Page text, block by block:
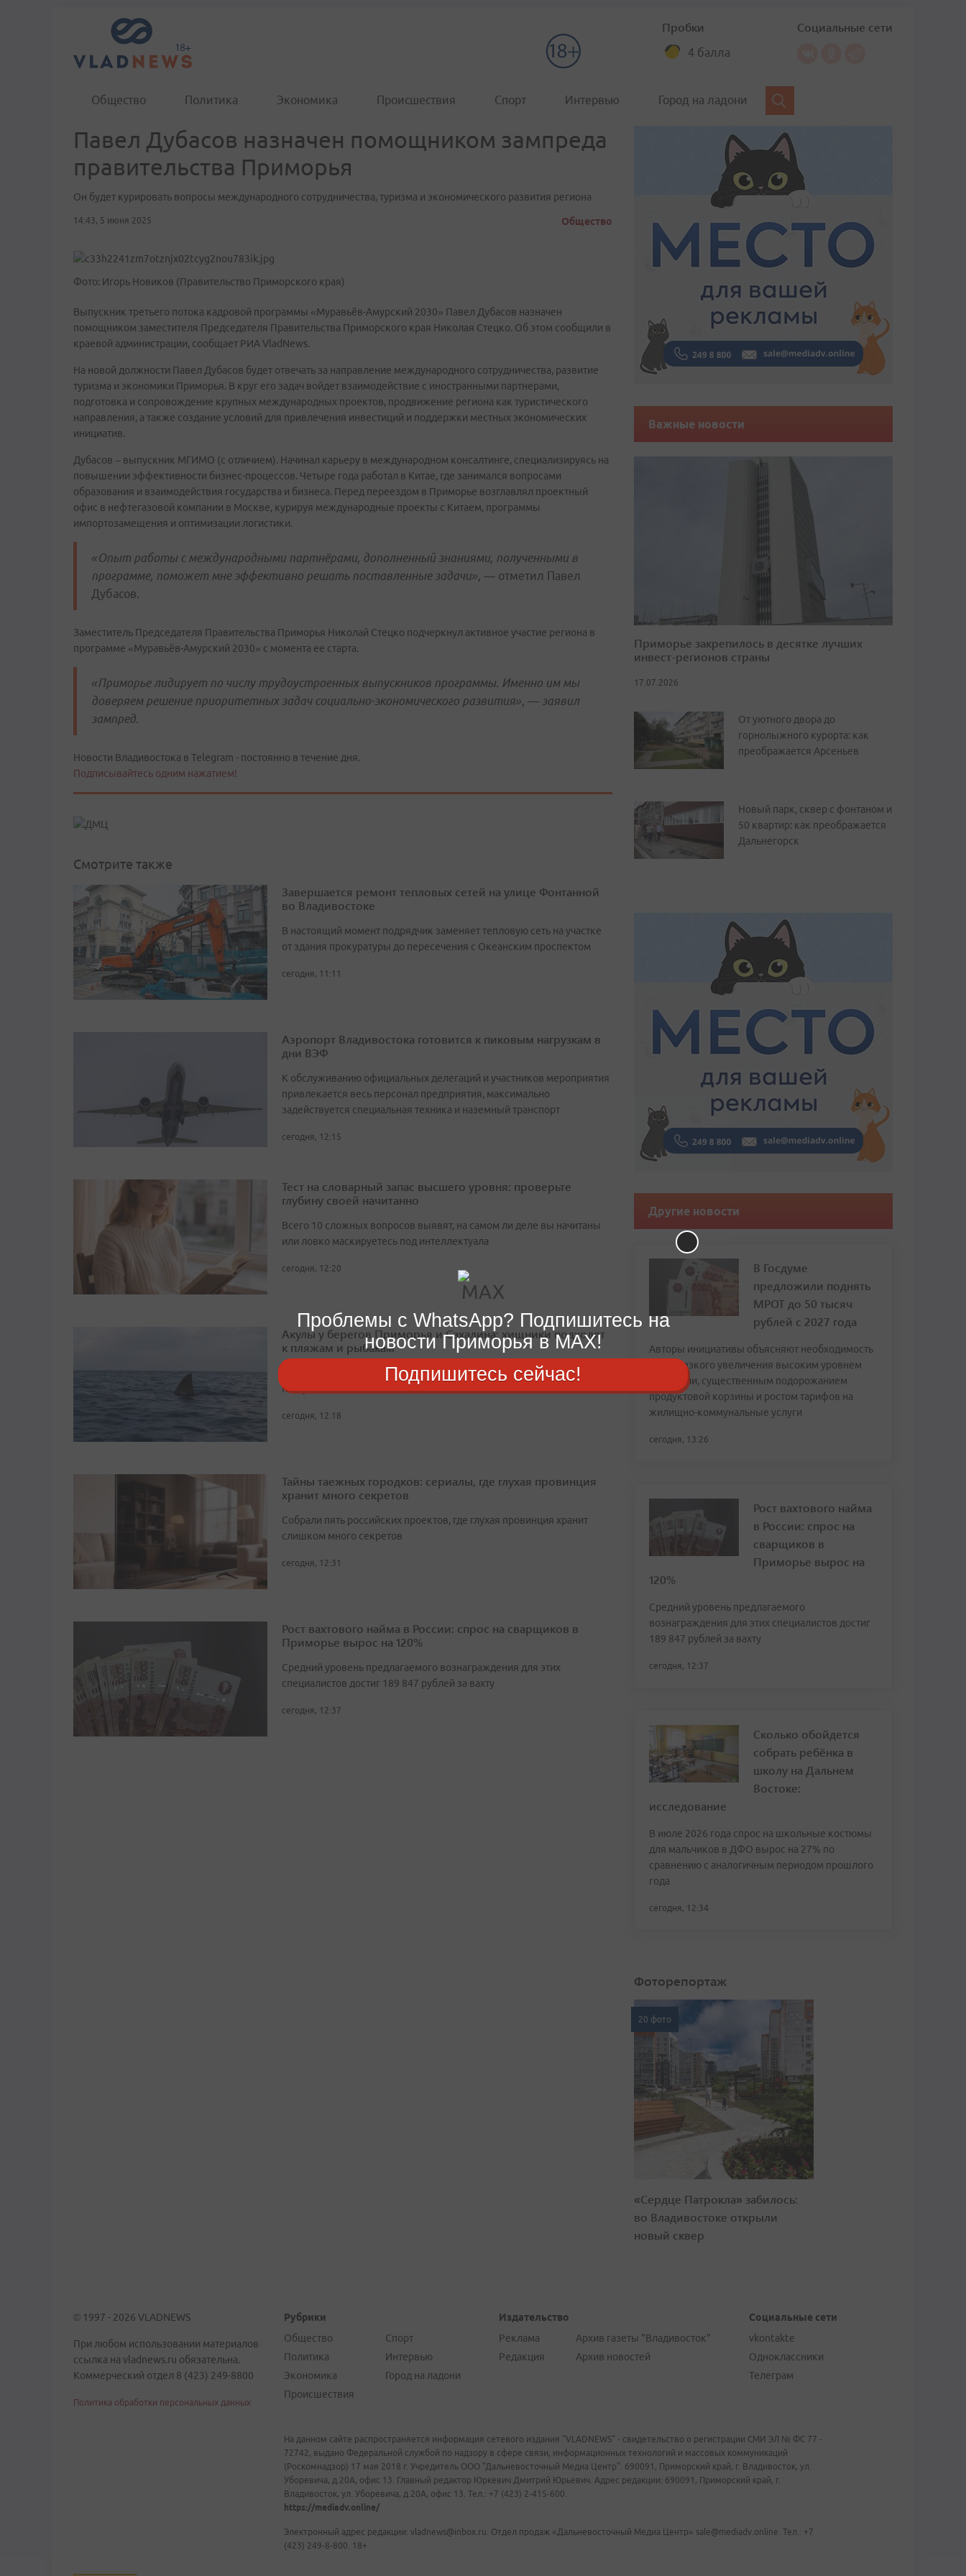
Пробки
4 балла
Социальные сети
Общество Политика Экономика Происшествия Спорт Интервью Город на ладони
Павел Дубасов назначен помощником зампреда
правительства Приморья
Он будет курировать вопросы международного сотрудничества, туризма и экономического развития региона
14:43, 5 июня 2025 Общество
Фото: Игорь Новиков (Правительство Приморского края)
Выпускник третьего потока кадровой программы «Муравьёв-Амурский 2030» Павел Дубасов назначен
помощником заместителя Председателя Правительства Приморского края Николая Стецко. Об этом сообщили в
краевой администрации, сообщает РИА VladNews.
На новой должности Павел Дубасов будет отвечать за направление международного сотрудничества, развитие
туризма и экономики Приморья. В круг его задач войдет взаимодействие с иностранными партнерами,
подготовка и сопровождение крупных международных проектов, продвижение региона как туристического
направления, а также создание условий для привлечения инвестиций и поддержки местных экономических
инициатив.
Дубасов – выпускник МГИМО (с отличием). Начинал карьеру в международном консалтинге, специализируясь на
повышении эффективности бизнес-процессов. Четыре года работал в Китае, где занимался вопросами
образования и взаимодействия государства и бизнеса. Перед переездом в Приморье возглавлял проектный
офис в нефтегазовой компании в Москве, курируя международные проекты с Китаем, программы
импортозамещения и оптимизации логистики.
«Опыт работы с международными партнёрами, дополненный знаниями, полученными в
программе, поможет мне эффективно решать поставленные задачи», — отметил Павел
Дубасов.
Заместитель Председателя Правительства Приморья Николай Стецко подчеркнул активное участие региона в
программе «Муравьёв-Амурский 2030» с момента ее старта.
«Приморье лидирует по числу трудоустроенных выпускников программы. Именно им мы
доверяем решение приоритетных задач социально-экономического развития», — заявил
зампред.
Новости Владивостока в Telegram - постоянно в течение дня.
Подписывайтесь одним нажатием!
Смотрите также
Завершается ремонт тепловых сетей на улице Фонтанной
во Владивостоке
В настоящий момент подрядчик заменяет тепловую сеть на участке
от здания прокуратуры до пересечения с Океанским проспектом
сегодня, 11:11
Аэропорт Владивостока готовится к пиковым нагрузкам в
дни ВЭФ
К обслуживанию официальных делегаций и участников мероприятия
привлекается весь персонал предприятия, максимально
задействуется специальная техника и наземный транспорт
сегодня, 12:15
Тест на словарный запас высшего уровня: проверьте
глубину своей начитанно
Всего 10 сложных вопросов выявят, на самом ли деле вы начитаны
или ловко маскируетесь под интеллектуала
сегодня, 12:20
Акулы у берегов Приморья и Сахалина: хищники подходят
к пляжам и рыбакам
Первые сообщения о появлении акул у берегов Владивостока начали
поступать ещё в июне
сегодня, 12:18
Тайны таежных городков: сериалы, где глухая провинция
хранит много секретов
Собрали пять российских проектов, где глухая провинция хранит
слишком много секретов
сегодня, 12:31
Рост вахтового найма в России: спрос на сварщиков в
Приморье вырос на 120%
Средний уровень предлагаемого вознаграждения для этих
специалистов достиг 189 847 рублей за вахту
сегодня, 12:37
Важные новости
Приморье закрепилось в десятке лучших
инвест-регионов страны
17.07.2026
От уютного двора до
горнолыжного курорта: как
преображается Арсеньев
Новый парк, сквер с фонтаном и
50 квартир: как преображается
Дальнегорск
Другие новости
В Госдуме
предложили поднять
МРОТ до 50 тысяч
рублей с 2027 года
Авторы инициативы объясняют необходимость
столь резкого увеличения высоким уровнем
инфляции, существенным подорожанием
продуктовой корзины и ростом тарифов на
жилищно-коммунальные услуги
сегодня, 13:26
Рост вахтового найма
в России: спрос на
сварщиков в
Приморье вырос на
120%
Средний уровень предлагаемого
вознаграждения для этих специалистов достиг
189 847 рублей за вахту
сегодня, 12:37
Сколько обойдется
собрать ребёнка в
школу на Дальнем
Востоке:
исследование
В июле 2026 года спрос на школьные костюмы
для мальчиков в ДФО вырос на 27% по
сравнению с аналогичным периодом прошлого
года
сегодня, 12:34
Фоторепортаж
20 фото
«Сердце Патрокла» забилось:
во Владивостоке открыли
новый сквер
© 1997 - 2026 VLADNEWS
При любом использовании материалов
ссылка на vladnews.ru обязательна.
Коммерческий отдел 8 (423) 249-8800
Политика обработки персональных данных
Рубрики
Общество
Политика
Экономика
Происшествия
Спорт
Интервью
Город на ладони
Издательство
Реклама
Редакция
Архив газеты "Владивосток"
Архив новостей
Социальные сети
vkontakte
Одноклассники
Телеграм
На данном сайте распространяется информация сетевого издания "VLADNEWS" - свидетельство о регистрации СМИ ЭЛ № ФС 77 -
72742, выдано Федеральной службой по надзору в сфере связи, информационных технологий и массовых коммуникаций
(Роскомнадзор) 17 мая 2018 г. Учредитель ООО "Дальневосточный Медиа Центр". 690091, Приморский край, г. Владивосток, ул.
Уборевича, д.20А, офис 13. Главный редактор Юркевич Дмитрий Юрьевич. Адрес редакции: 690091, Приморский край, г.
Владивосток, ул. Уборевича, д.20А, офис 13. Тел.: +7 (423) 2-415-600.
https://mediadv.online/
Электронный адрес редакции: vladnews@inbox.ru. Отдел продаж «Дальневосточный Медиа Центр» sale@mediadv.online. Тел.: +7
(423) 249-8-800. 18+
Проблемы с WhatsApp? Подпишитесь на
новости Приморья в MAX!
Подпишитесь сейчас!